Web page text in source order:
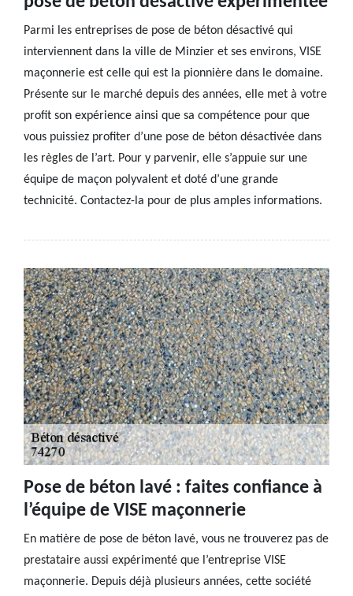
Parmi les entreprises de pose de béton désactivé qui
interviennent dans la ville de Minzier et ses environs, VISE
maçonnerie est celle qui est la pionnière dans le domaine.
Présente sur le marché depuis des années, elle met à votre
profit son expérience ainsi que sa compétence pour que
vous puissiez profiter d’une pose de béton désactivée dans
les règles de l’art. Pour y parvenir, elle s’appuie sur une
équipe de maçon polyvalent et doté d’une grande
technicité. Contactez-la pour de plus amples informations.
Pose de béton lavé : faites confiance à
l’équipe de VISE maçonnerie
En matière de pose de béton lavé, vous ne trouverez pas de
prestataire aussi expérimenté que l’entreprise VISE
maçonnerie. Depuis déjà plusieurs années, cette société